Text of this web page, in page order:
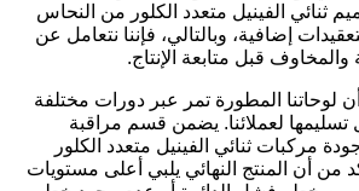
ثنائي الفينيل متعدد الكلور من النحاس
إضافية، وبالتالي، فإننا نتعامل عن
قبل متابعة الإنتاج.
لوحاتنا المطورة تمر عبر دورات مختلفة
لعملائنا. يضمن قسم مراقبة
مركبات ثنائي الفينيل متعدد الكلور
من أن المنتج النهائي يلبي أعلى مستويات